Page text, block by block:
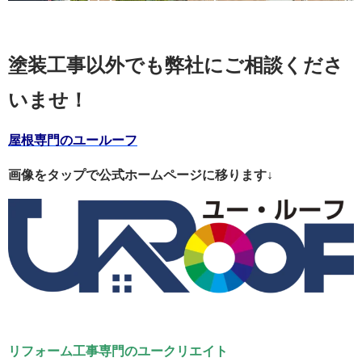
塗装工事以外でも弊社にご相談くださ
いませ！
屋根専門のユールーフ
画像をタップで公式ホームページに移ります↓
リフォーム工事専門のユークリエイト